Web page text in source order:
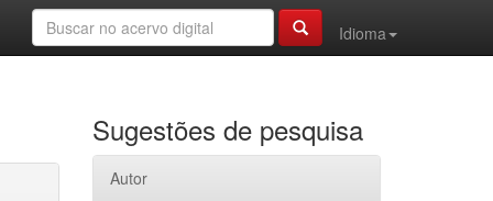
Idioma
Sugestões de pesquisa
Autor